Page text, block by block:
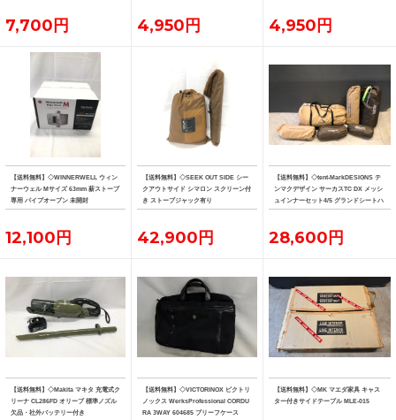
7,700円 4,950円 4,950円
【送料無料】◇WINNERWELL ウィン
ナーウェル Mサイズ 63mm 薪ストーブ
専用 パイプオーブン 未開封
12,100円
【送料無料】◇SEEK OUT SIDE シー
クアウトサイド シマロン スクリーン付
き ストーブジャック有り
42,900円
【送料無料】◇tent-MarkDESIGNS テ
ンマクデザイン サーカスTC DX メッシ
ュインナーセット4/5 グランドシートハ
ーフ フロントフラップ
28,600円
【送料無料】◇Makita マキタ 充電式ク
リーナ CL286FD オリーブ 標準ノズル
欠品・社外バッテリー付き
【送料無料】◇VICTORINOX ビクトリ
ノックス WerksProfessional CORDU
RA 3WAY 604685 ブリーフケース
【送料無料】◇MK マエダ家具 キャス
ター付きサイドテーブル MLE-015